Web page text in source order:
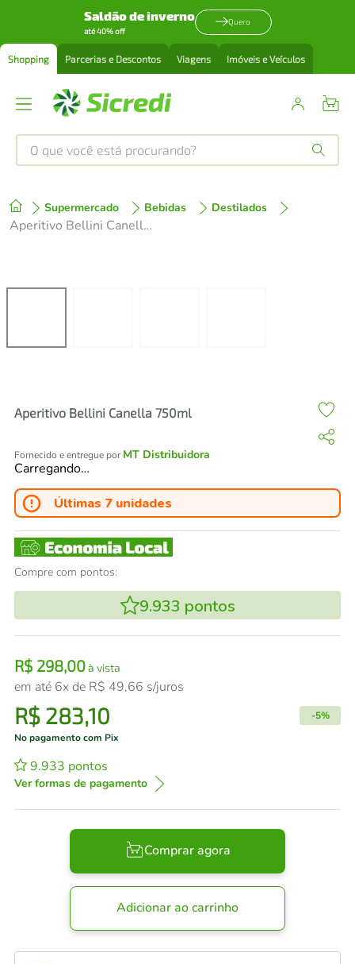
Saldão de inverno
até 40% off
Quero
Shopping Parcerias e Descontos Viagens Imóveis e Veículos
O que você está procurando?
Supermercado Bebidas Destilados
Aperitivo Bellini Canella 750ml
Aperitivo Bellini Canella 750ml
Fornecido e entregue por MT Distribuidora
Carregando…
Últimas 7 unidades
Compre com pontos:
9.933 pontos
R$ 298,00à vista
em até 6x de R$ 49,66 s/juros
R$ 283,10 -5%
No pagamento com Pix
9.933 pontos
Ver formas de pagamento
Comprar agora
Adicionar ao carrinho
1º tenis